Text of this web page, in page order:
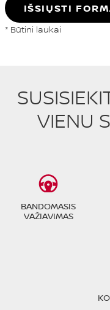
IŠSIŲSTI
* Būtini laukai
VIENU
BANDOMASIS
VAŽIAVIMAS